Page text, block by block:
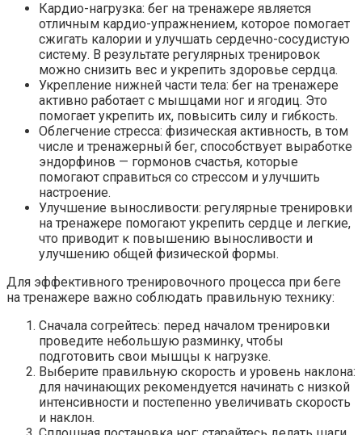
Кардио-нагрузка: бег на тренажере является
отличным кардио-упражнением, которое помогает
сжигать калории и улучшать сердечно-сосудистую
систему. В результате регулярных тренировок
можно снизить вес и укрепить здоровье сердца.
Укрепление нижней части тела: бег на тренажере
активно работает с мышцами ног и ягодиц. Это
помогает укрепить их, повысить силу и гибкость.
Облегчение стресса: физическая активность, в том
числе и тренажерный бег, способствует выработке
эндорфинов — гормонов счастья, которые
помогают справиться со стрессом и улучшить
настроение.
Улучшение выносливости: регулярные тренировки
на тренажере помогают укрепить сердце и легкие,
что приводит к повышению выносливости и
улучшению общей физической формы.
Для эффективного тренировочного процесса при беге
на тренажере важно соблюдать правильную технику:
Сначала согрейтесь: перед началом тренировки
проведите небольшую разминку, чтобы
подготовить свои мышцы к нагрузке.
Выберите правильную скорость и уровень наклона:
для начинающих рекомендуется начинать с низкой
интенсивности и постепенно увеличивать скорость
и наклон.